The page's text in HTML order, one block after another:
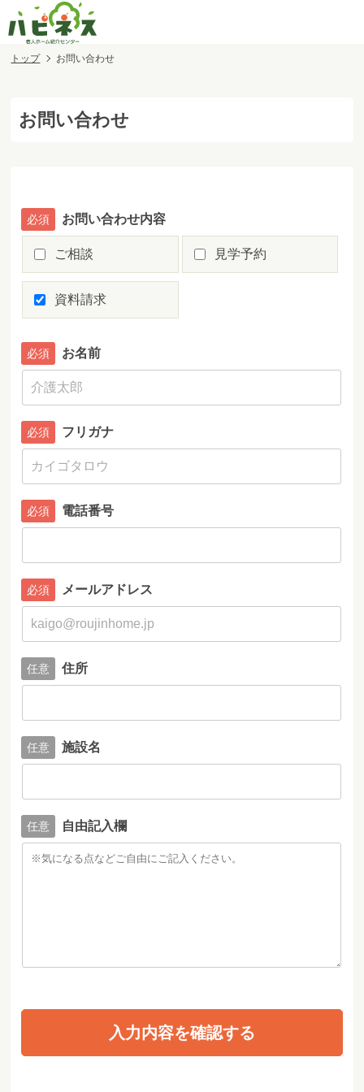
トップ お問い合わせ
お問い合わせ
お問い合わせ内容
ご相談 見学予約
資料請求
お名前
フリガナ
電話番号
メールアドレス
住所
施設名
自由記入欄